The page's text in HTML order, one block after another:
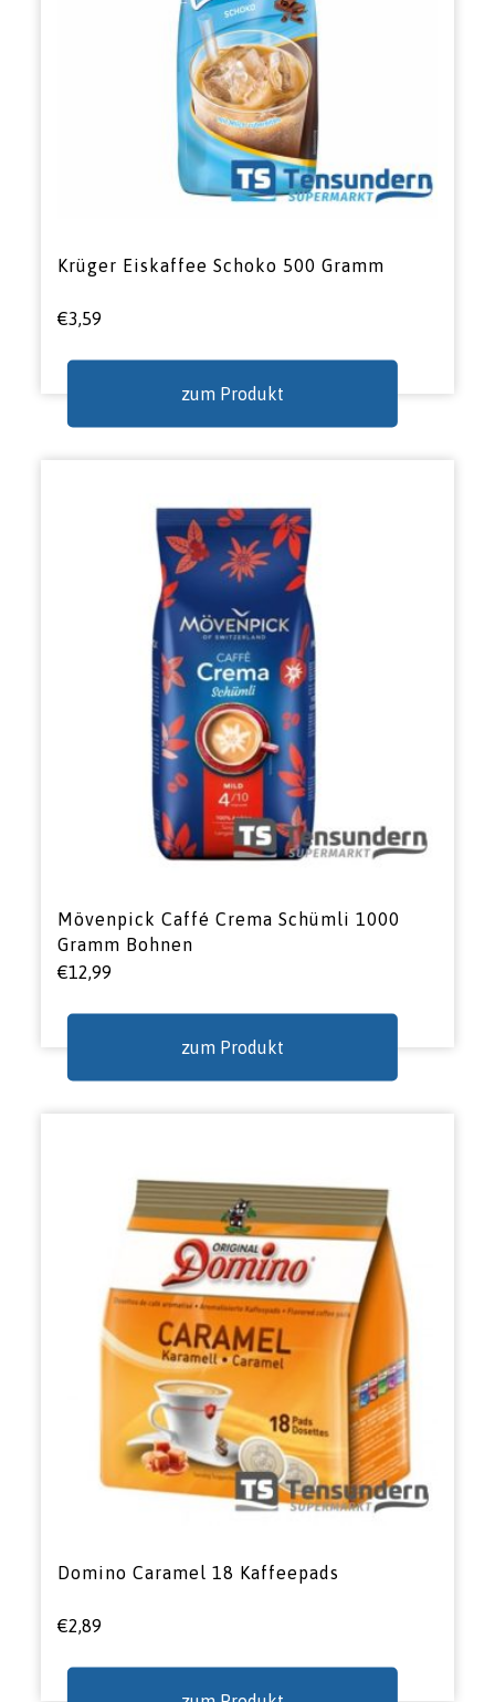
Krüger Eiskaffee Schoko 500 Gramm
€3,59
zum Produkt
Mövenpick Caffé Crema Schümli 1000
Gramm Bohnen
€12,99
zum Produkt
Domino Caramel 18 Kaffeepads
€2,89